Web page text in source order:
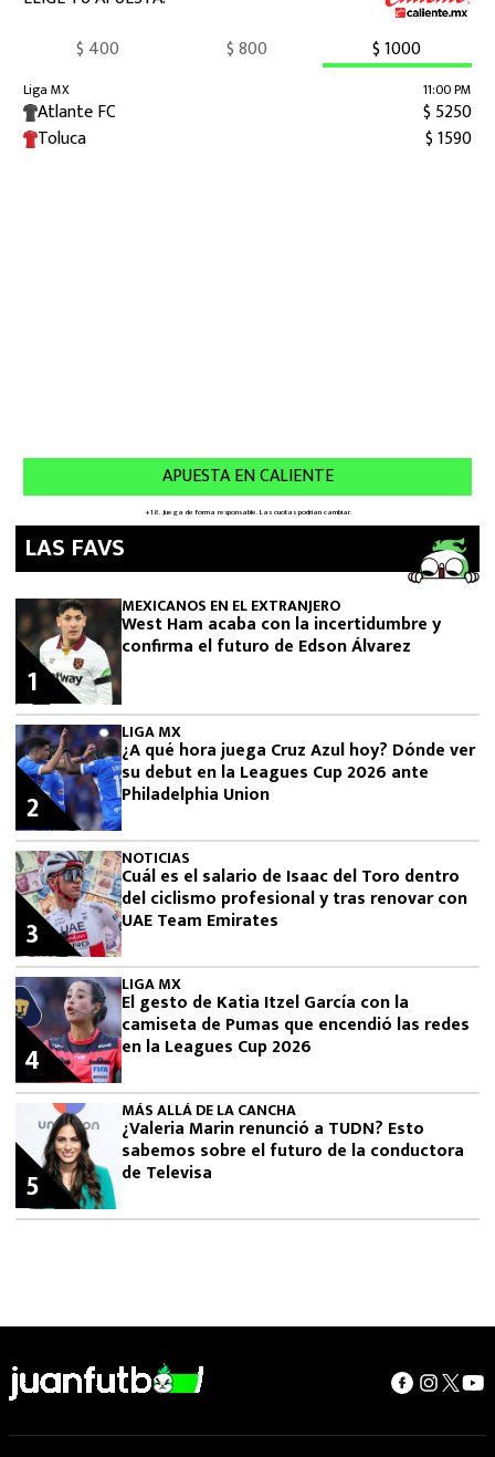
LAS FAVS
MEXICANOS EN EL EXTRANJERO
West Ham acaba con la incertidumbre y
confirma el futuro de Edson Álvarez
1
LIGA MX
¿A qué hora juega Cruz Azul hoy? Dónde ver
su debut en la Leagues Cup 2026 ante
Philadelphia Union
2
NOTICIAS
Cuál es el salario de Isaac del Toro dentro
del ciclismo profesional y tras renovar con
UAE Team Emirates
3
LIGA MX
El gesto de Katia Itzel García con la
camiseta de Pumas que encendió las redes
en la Leagues Cup 2026
4
MÁS ALLÁ DE LA CANCHA
¿Valeria Marin renunció a TUDN? Esto
sabemos sobre el futuro de la conductora
de Televisa
5